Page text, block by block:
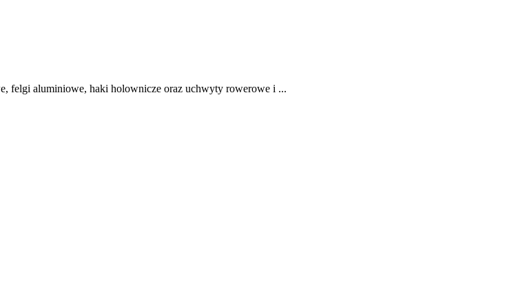
felgi aluminiowe, haki holownicze oraz uchwyty rowerowe i ...